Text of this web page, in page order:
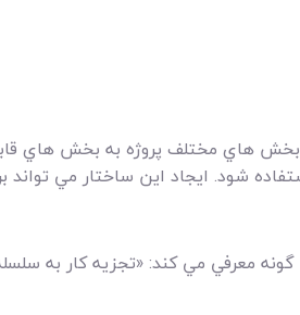
بخش هاي مختلف پروژه به بخش هاي
شود. ايجاد اين ساختار مي